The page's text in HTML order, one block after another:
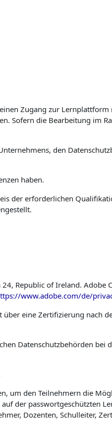
Zugang zur
Sofern die Bearbeitung im
den
haben.
der erforderlichen
Republic of Ireland. Adobe
www.adobe.com/de/
eine Zertifizierung nach
Datenschutzbehörden bei
um den Teilnehmern die
der passwortgeschützten
Dozenten, Schulleiter,